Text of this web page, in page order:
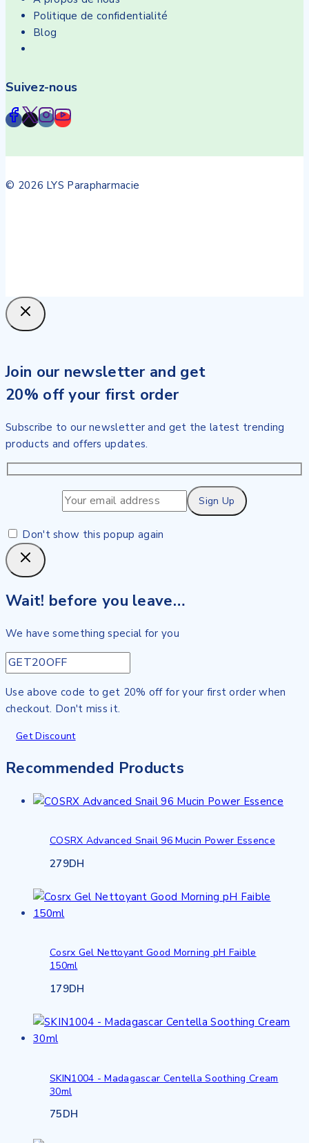
Politique de confidentialité
Blog
Suivez-nous
© 2026 LYS Parapharmacie
Join our newsletter and get
20% off your first order
Subscribe to our newsletter and get the latest trending
products and offers updates.
Don't show this popup again
Wait! before you leave…
We have something special for you
Use above code to get 20% off for your first order when
checkout. Don't miss it.
Get Discount
Recommended Products
COSRX Advanced Snail 96 Mucin Power Essence
279DH
Cosrx Gel Nettoyant Good Morning pH Faible
150ml
179DH
SKIN1004 - Madagascar Centella Soothing Cream
30ml
75DH